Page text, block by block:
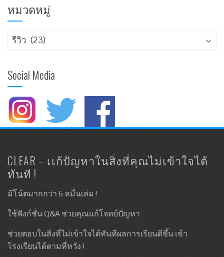
หมวดหมู่
Social Media
CLEAR – เเก้ปัญหาในสิ่งที่คุณไม่เข้าใจได้
ทันที !
มีโน้ตมากกว่า 6 หมื่นเล่ม !
ใช้ฟังก์ชั่น Q&A ช่วยคุณแก้โจทย์ปัญหา
ช่วยตอบในสิ่งที่ไม่เข้าใจได้ทันทีผลการเรียนดีขึ้น เข้า
โรงเรียนได้ตามที่หวัง !